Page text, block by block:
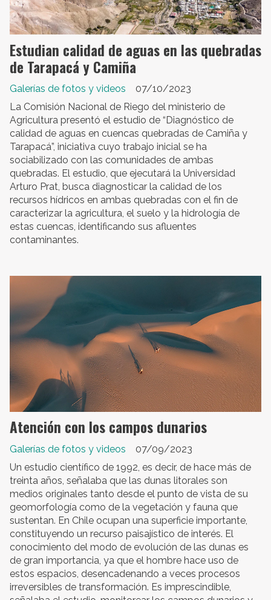
Estudian calidad de aguas en las quebradas
de Tarapacá y Camiña
Galerías de fotos y videos
07/10/2023
La Comisión Nacional de Riego del ministerio de
Agricultura presentó el estudio de “Diagnóstico de
calidad de aguas en cuencas quebradas de Camiña y
Tarapacá”, iniciativa cuyo trabajo inicial se ha
sociabilizado con las comunidades de ambas
quebradas. El estudio, que ejecutará la Universidad
Arturo Prat, busca diagnosticar la calidad de los
recursos hídricos en ambas quebradas con el fin de
caracterizar la agricultura, el suelo y la hidrología de
estas cuencas, identificando sus afluentes
contaminantes.
Atención con los campos dunarios
Galerías de fotos y videos
07/09/2023
Un estudio científico de 1992, es decir, de hace más de
treinta años, señalaba que las dunas litorales son
medios originales tanto desde el punto de vista de su
geomorfología como de la vegetación y fauna que
sustentan. En Chile ocupan una superficie importante,
constituyendo un recurso paisajístico de interés. El
conocimiento del modo de evolución de las dunas es
de gran importancia, ya que el hombre hace uso de
estos espacios, desencadenando a veces procesos
irreversibles de transformación. Es imprescindible,